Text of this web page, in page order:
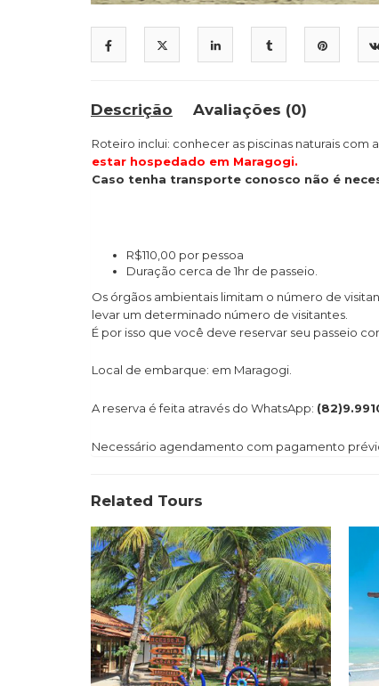
Descrição Avaliações (0)
Roteiro inclui: conhecer as piscinas naturais com
estar hospedado em Maragogi.
Caso tenha transporte conosco não é
R$110,00 por pessoa
Duração cerca de 1hr de passeio.
Os órgãos ambientais limitam o número de
levar um determinado número de visitantes.
É por isso que você deve reservar seu passeio
Local de embarque: em Maragogi.
A reserva é feita através do WhatsApp:
Necessário agendamento com pagamento
Related Tours